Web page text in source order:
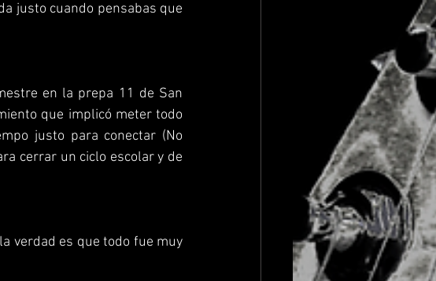
justo cuando pensabas que
en la prepa 11 de San
que implicó meter todo
justo para conectar (No
cerrar un ciclo escolar y de
verdad es que todo fue muy